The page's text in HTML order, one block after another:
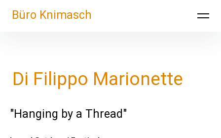
Büro Knimasch
Di Filippo Marionette
"Hanging by a Thread"